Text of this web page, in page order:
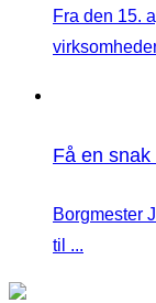
Fra den 15.
Få en
Borgmester
til ...